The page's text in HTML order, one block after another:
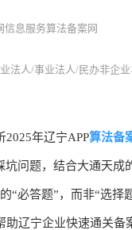
信息服务算法备案网
法人/事业法人/民办非企
年辽宁APP算法备
问题，结合大通天成
“必答题”，而非“选择
辽宁企业快速通关备